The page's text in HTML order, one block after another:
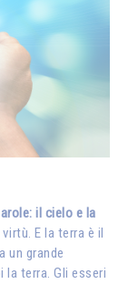
il cielo e la
E la terra è il
un grande
la terra. Gli esseri